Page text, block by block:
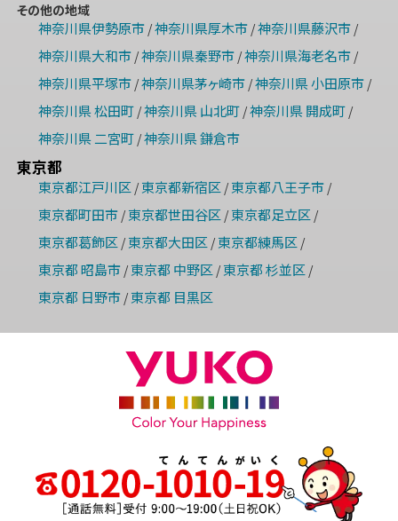
その他の地域
神奈川県伊勢原市/神奈川県厚木市/神奈川県藤沢市/
神奈川県大和市/神奈川県秦野市/神奈川県海老名市/
神奈川県平塚市/神奈川県茅ヶ崎市/神奈川県 小田原市/
神奈川県 松田町/神奈川県 山北町/神奈川県 開成町/
神奈川県 二宮町/神奈川県 鎌倉市
東京都
東京都江戸川区/ 東京都新宿区/ 東京都八王子市/
東京都町田市/ 東京都世田谷区/ 東京都足立区/
東京都葛飾区/ 東京都大田区/ 東京都練馬区/
東京都 昭島市/ 東京都 中野区/ 東京都 杉並区/
東京都 日野市/ 東京都 目黒区